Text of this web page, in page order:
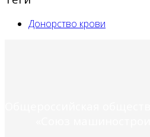
Донорство крови